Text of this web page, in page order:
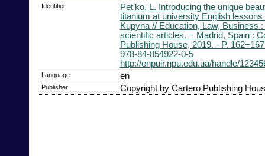
Identifier
Pet’ko, L. Introducing the unique
titanium at university English lessons
Kupyna // Education, Law, Business
scientific articles. − Madrid, Spain :
Publishing House, 2019. - P.
978-84-854922-0-5
http://enpuir.npu.edu.ua/handle/
Language en
Publisher Copyright by Cartero Publishing